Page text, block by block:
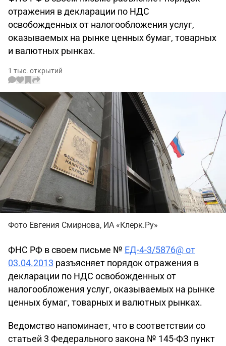
отражения в декларации по НДС
освобожденных от налогообложения услуг,
оказываемых на рынке ценных бумаг, товарных
и валютных рынках.
1 тыс. открытий
Фото Евгения Смирнова, ИА «Клерк.Ру»
ФНС РФ в своем письме № ЕД-4-3/5876@ от
03.04.2013 разъясняет порядок отражения в
декларации по НДС освобожденных от
налогообложения услуг, оказываемых на рынке
ценных бумаг, товарных и валютных рынках.
Ведомство напоминает, что в соответствии со
статьей 3 Федерального закона № 145-ФЗ пункт